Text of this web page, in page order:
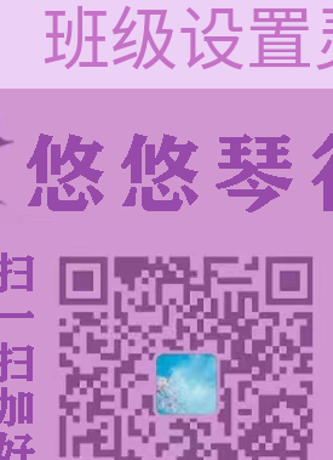
班级设